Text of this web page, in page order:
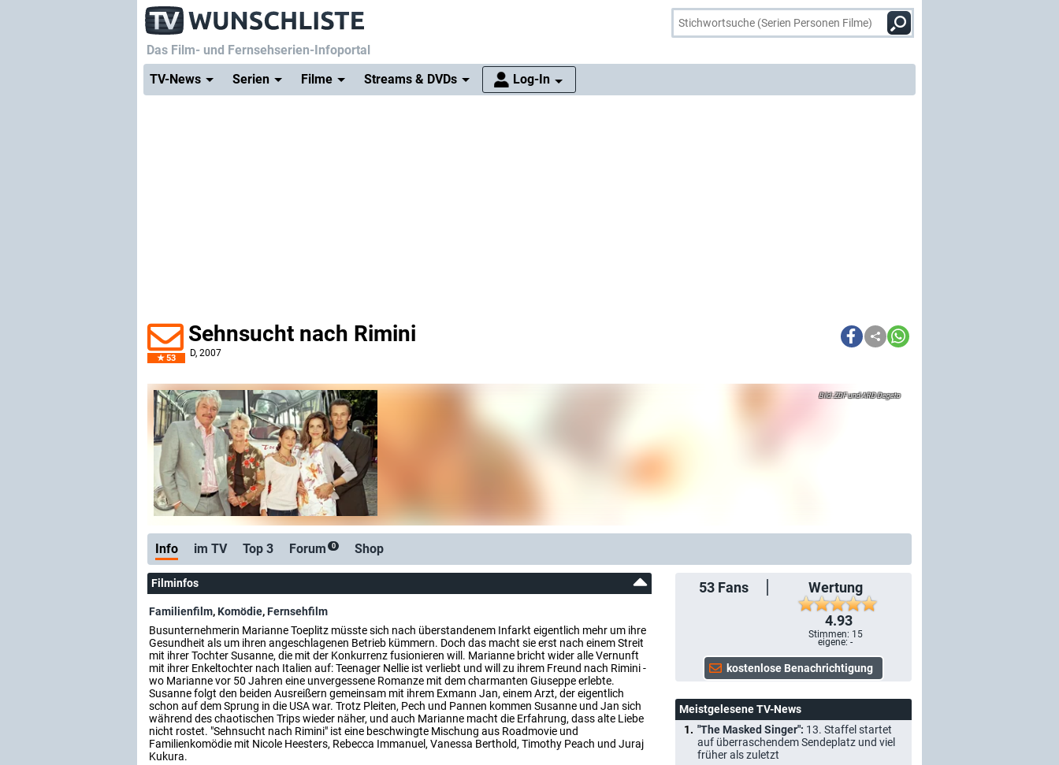
Das Film- und Fernsehserien-Infoportal
TV-News
Serien Filme Streams & DVDs Log-In
53
Sehnsucht nach Rimini
D, 2007
ZDF und ARD Degeto
Info im TV Top 3 Forum 0 Shop
53 Fans
Wertung
4.93
Stimmen: 15
eigene: -
Filminfos
Familienfilm,Komödie,Fernsehfilm
Busunternehmerin Marianne Toeplitz müsste sich nach überstandenem Infarkt eigentlich mehr um ihre
Gesundheit als um ihren angeschlagenen Betrieb kümmern. Doch das macht sie erst nach einem Streit
mit ihrer Tochter Susanne, die mit der Konkurrenz fusionieren will. Marianne bricht wider alle Vernunft
mit ihrer Enkeltochter nach Italien auf: Teenager Nellie ist verliebt und will zu ihrem Freund nach Rimini -
wo Marianne vor 50 Jahren eine unvergessene Romanze mit dem charmanten Giuseppe erlebte.
Susanne folgt den beiden Ausreißern gemeinsam mit ihrem Exmann Jan, einem Arzt, der eigentlich
schon auf dem Sprung in die USA war. Trotz Pleiten, Pech und Pannen kommen Susanne und Jan sich
während des chaotischen Trips wieder näher, und auch Marianne macht die Erfahrung, dass alte Liebe
nicht rostet. "Sehnsucht nach Rimini" ist eine beschwingte Mischung aus Roadmovie und
Familienkomödie mit Nicole Heesters, Rebecca Immanuel, Vanessa Berthold, Timothy Peach und Juraj
Kukura.
Meistgelesene TV-News
"The Masked Singer": 13. Staffel startet
auf überraschendem Sendeplatz und viel
früher als zuletzt